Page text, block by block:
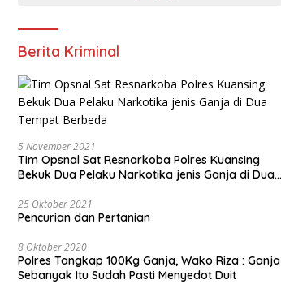
Berita Kriminal
5 November 2021
Tim Opsnal Sat Resnarkoba Polres Kuansing
Bekuk Dua Pelaku Narkotika jenis Ganja di Dua
25 Oktober 2021
Pencurian dan Pertanian
8 Oktober 2020
Polres Tangkap 100Kg Ganja, Wako Riza : Ganja
Sebanyak Itu Sudah Pasti Menyedot Duit